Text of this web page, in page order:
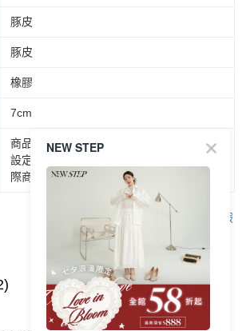
豚皮
豚皮
橡膠
7cm
商品圖片顏色會因拍攝燈光環境或個人螢幕
設定不同，而造成部份色差現象，顏色以實
際商品為主。
客服
NEW STEP